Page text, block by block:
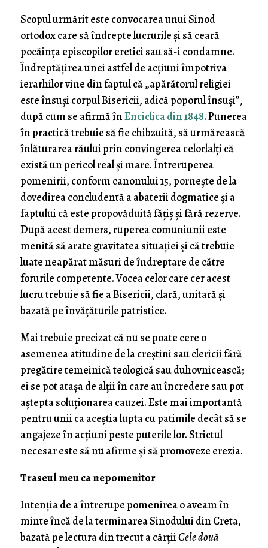
Scopul urmărit este convocarea unui Sinod
ortodox care să îndrepte lucrurile și să ceară
pocăința episcopilor eretici sau să-i condamne.
Îndreptățirea unei astfel de acțiuni împotriva
ierarhilor vine din faptul că „apărătorul religiei
este însuşi corpul Bisericii, adică poporul însuşi”,
după cum se afirmă înEnciclica din 1848. Punerea
în practică trebuie să fie chibzuită, să urmărească
înlăturarea răului prin convingerea celorlalți că
există un pericol real și mare. Întreruperea
pomenirii, conform canonului 15, pornește de la
dovedirea concludentă a abaterii dogmatice și a
faptului că este propovăduită fățiș și fără rezerve.
După acest demers, ruperea comuniunii este
menită să arate gravitatea situației și că trebuie
luate neapărat măsuri de îndreptare de către
forurile competente. Vocea celor care cer acest
lucru trebuie să fie a Bisericii, clară, unitară și
bazată pe învățăturile patristice.
Mai trebuie precizat că nu se poate cere o
asemenea atitudine de la creștini sau clericii fără
pregătire temeinică teologică sau duhovnicească;
ei se pot atașa de alții în care au încredere sau pot
aștepta soluționarea cauzei. Este mai importantă
pentru unii ca aceștia lupta cu patimile decât să se
angajeze în acțiuni peste puterile lor. Strictul
necesar este să nu afirme și să promoveze erezia.
Traseul meu ca nepomenitor
Intenția de a întrerupe pomenirea o aveam în
minte încă de la terminarea Sinodului din Creta,
bazată pe lectura din trecut a cărțiiCele două